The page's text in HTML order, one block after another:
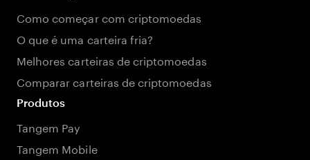
Como começar com criptomoedas
O que é uma carteira fria?
Melhores carteiras de criptomoedas
Comparar carteiras de criptomoedas
Produtos
Tangem Pay
Tangem Mobile